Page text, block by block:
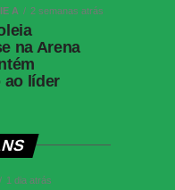
A 2 semanas atrás
na Arena
ao líder
1 dia atrás